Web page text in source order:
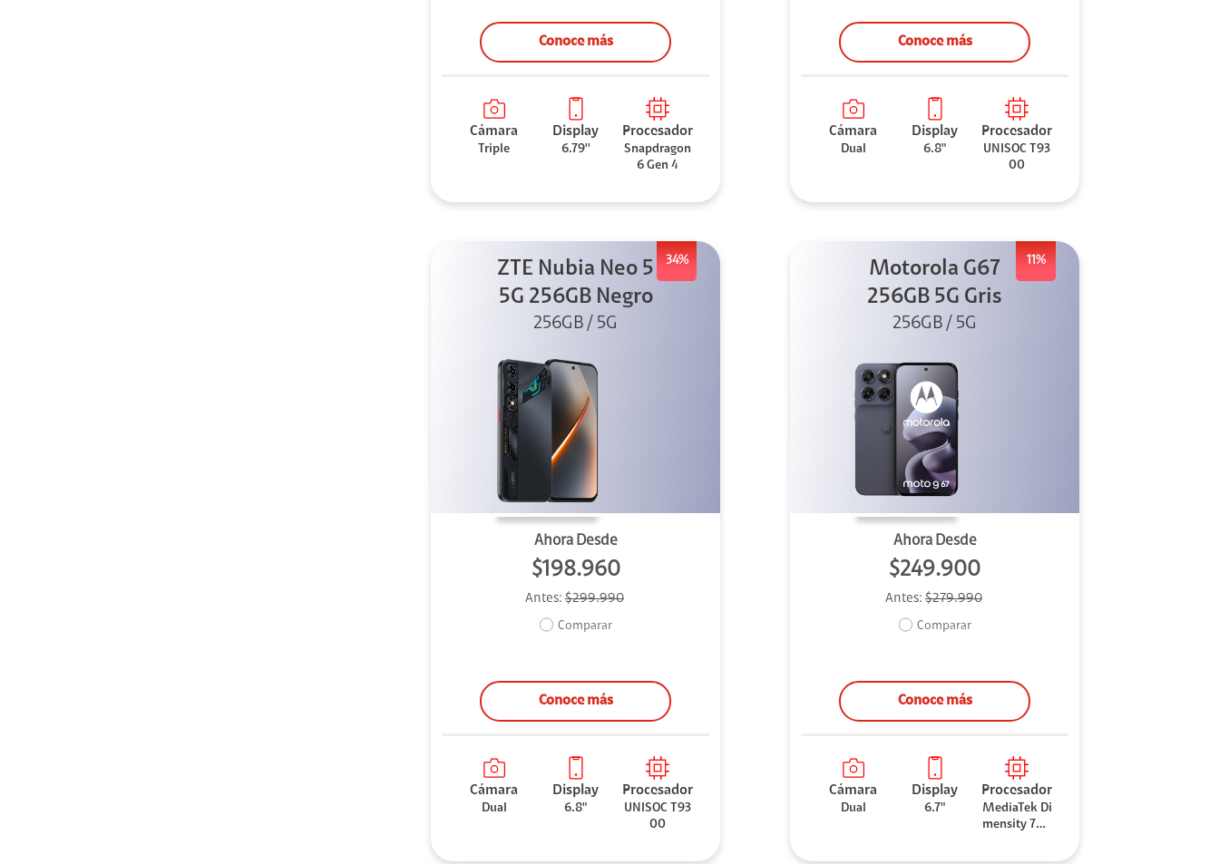
Conoce más
Cámara
Triple
Display
6.79''
Procesador
Snapdragon
6 Gen 4
Conoce más
Cámara
Dual
Display
6.8"
Procesador
UNISOC T93
00
34%
ZTE Nubia Neo 5
5G 256GB Negro
256GB / 5G
Ahora Desde
$198.960
Antes: $299.990
Comparar
Conoce más
Cámara
Dual
Display
6.8"
Procesador
UNISOC T93
00
11%
Motorola G67
256GB 5G Gris
256GB / 5G
Ahora Desde
$249.900
Antes: $279.990
Comparar
Conoce más
Cámara
Dual
Display
6.7"
Procesador
MediaTek Di
mensity 706